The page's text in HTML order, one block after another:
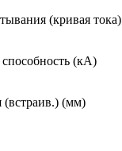
(кривая тока)
(кА)
(встраив.) (мм)